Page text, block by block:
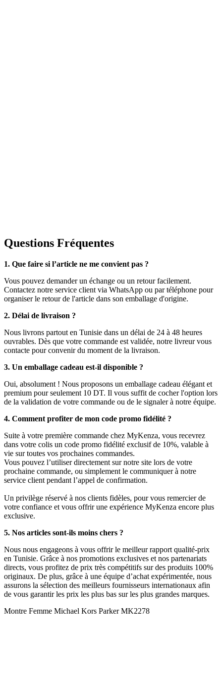
Questions Fréquentes
1. Que faire si l’article ne me convient pas ?
Vous pouvez demander un échange ou un retour facilement.
Contactez notre service client via WhatsApp ou par téléphone pour
organiser le retour de l'article dans son emballage d'origine.
2. Délai de livraison ?
Nous livrons partout en Tunisie dans un délai de 24 à 48 heures
ouvrables. Dès que votre commande est validée, notre livreur vous
contacte pour convenir du moment de la livraison.
3. Un emballage cadeau est-il disponible ?
Oui, absolument ! Nous proposons un emballage cadeau élégant et
premium pour seulement 10 DT. Il vous suffit de cocher l'option lors
de la validation de votre commande ou de le signaler à notre équipe.
4. Comment profiter de mon code promo fidélité ?
Suite à votre première commande chez MyKenza, vous recevrez
dans votre colis un code promo fidélité exclusif de 10%, valable à
vie sur toutes vos prochaines commandes.
Vous pouvez l’utiliser directement sur notre site lors de votre
prochaine commande, ou simplement le communiquer à notre
service client pendant l’appel de confirmation.
Un privilège réservé à nos clients fidèles, pour vous remercier de
votre confiance et vous offrir une expérience MyKenza encore plus
exclusive.
5. Nos articles sont-ils moins chers ?
Nous nous engageons à vous offrir le meilleur rapport qualité-prix
en Tunisie. Grâce à nos promotions exclusives et nos partenariats
directs, vous profitez de prix très compétitifs sur des produits 100%
originaux. De plus, grâce à une équipe d’achat expérimentée, nous
assurons la sélection des meilleurs fournisseurs internationaux afin
de vous garantir les prix les plus bas sur les plus grandes marques.
Montre Femme Michael Kors Parker MK2278